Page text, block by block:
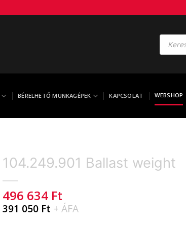
Products
search
BÉRELHETŐ MUNKAGÉPEK KAPCSOLAT WEBSHOP
104.249.901 Ballast weight
496 634 Ft
391 050 Ft + ÁFA